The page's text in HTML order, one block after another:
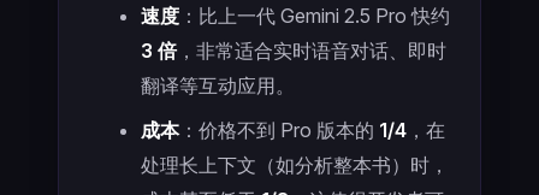
速度 ：比上一代 Gemini 2.5 Pro 快约
3 倍，非常适合实时语音对话、即时
翻译等互动应用。
成本：价格不到 Pro 版本的 1/4 ，在
处理长上下文（如分析整本书）时，